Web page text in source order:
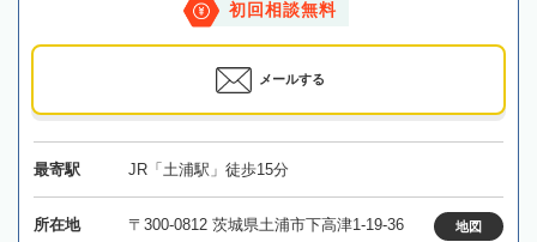
初回相談無料
メールする
最寄駅 JR「土浦駅」徒歩15分
所在地 〒300-0812 茨城県土浦市下高津1-19-36 地図